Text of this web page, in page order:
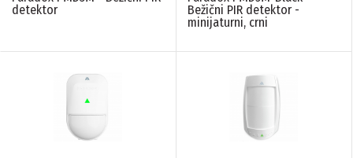
VIZUELNA UZBUNA
detektor
Bežični PIR detektor -
minijaturni, crni